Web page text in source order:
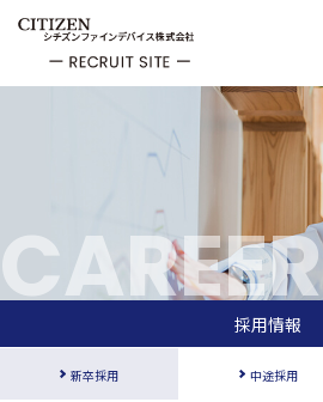
CAREER
採用情報
新卒採用 中途採用